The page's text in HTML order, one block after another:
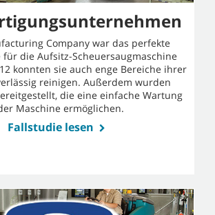
Company war das perfekte
für die Aufsitz-Scheuersaugmaschine
konnten sie auch enge Bereiche ihrer
reinigen. Außerdem wurden
die eine einfache Wartung
Maschine ermöglichen.
Fallstudie lesen